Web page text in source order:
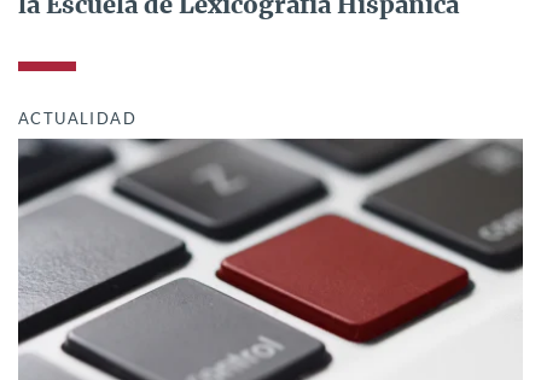
la Escuela de Lexicografía Hispánica
ACTUALIDAD